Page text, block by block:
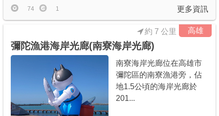
更多資訊
74 1
高雄
約 7 公里
彌陀漁港海岸光廊(南寮海岸光廊)
南寮海岸光廊位在高雄市
彌陀區的南寮漁港旁，佔
地1.5公頃的海岸光廊於
201...